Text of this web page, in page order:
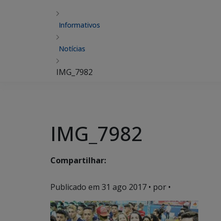
Informativos
Notícias
IMG_7982
IMG_7982
Compartilhar:
Publicado em 31 ago 2017 • por •